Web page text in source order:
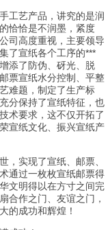
艺产品，讲究的是润
恰恰是不润墨，紧度
司高度重视，主要领导
了宣纸各个工序的***
添了防伪、砑光、脱
票宣纸水分控制、平整
难题，制定了生产标
分保持了宣纸特征，也
术要求，这不仅开拓了
宣纸文化、振兴宣纸产
实现了宣纸、邮票、
通过一枚枚宣纸邮票得
文明得以在方寸之间完
合作之门、友谊之门，
的成功和辉煌！